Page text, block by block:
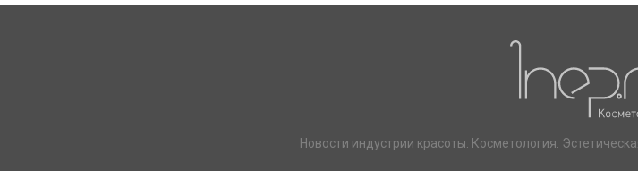
Новости индустрии красоты. Косметология.